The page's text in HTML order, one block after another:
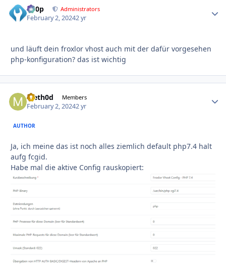
d00p Administrators
February 2, 20242 yr
und läuft dein froxlor vhost auch mit der dafür vorgesehen
php-konfiguration? das ist wichtig
Meth0d Members
February 2, 20242 yr
AUTHOR
Ja, ich meine das ist noch alles ziemlich default php7.4 halt
aufg fcgid.
Habe mal die aktive Config rauskopiert: